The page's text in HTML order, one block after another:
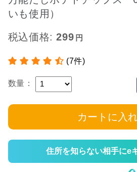
いも使用）
税込価格:299
(7件)
数量：
カートに入
住所を知らない相手にe